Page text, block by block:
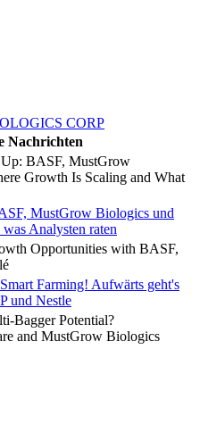
CORP
Nachrichten
Up: BASF, MustGrow
Growth Is Scaling and What
MustGrow Biologics und
Analysten raten
Opportunities with BASF,
Farming! Aufwärts geht's
und Nestle
Bagger Potential?
and MustGrow Biologics